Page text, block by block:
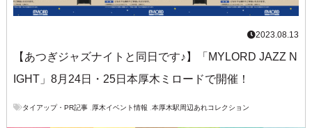
2023.08.13
【あつぎジャズナイトと同日です♪】「MYLORD JAZZ N
IGHT」8月24日・25日本厚木ミロードで開催！
タイアップ・PR記事, 厚木イベント情報 本厚木駅周辺あれコレクション